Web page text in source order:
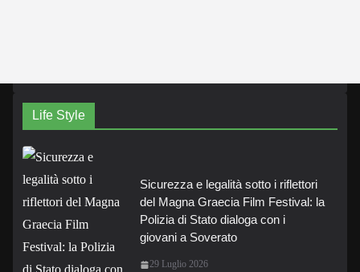
Life Style
Sicurezza e legalità sotto i riflettori
del Magna Graecia Film Festival: la
Polizia di Stato dialoga con i
giovani a Soverato
29 Luglio 2026